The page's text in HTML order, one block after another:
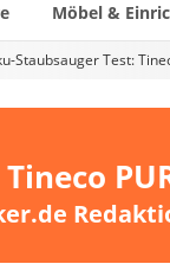
Möbel &
Staubsauger Test: